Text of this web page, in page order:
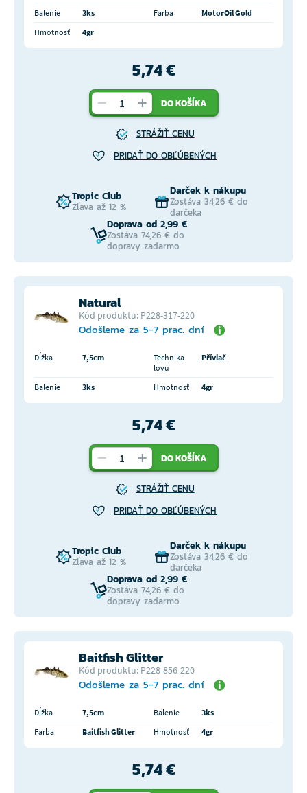
Balenie 3ks Farba
MotorOil Gold
Hmotnosť
4gr
5,74 €
DO KOŠÍKA
STRÁŽIŤ CENU
PRIDAŤ DO OBĽÚBENÝCH
Tropic Club
Zľava až 12 %
Darček k nákupu
Zostáva 34,26 € do
darčeka
Doprava od 2,99 €
Zostáva 74,26 € do
dopravy zadarmo
Natural
Kód produktu: P228-317-220
Odošleme za 5-7 prac. dní
Dĺžka 7,5cm
Technika
lovu
Přívlač
Balenie 3ks Hmotnosť 4gr
5,74 €
DO KOŠÍKA
STRÁŽIŤ CENU
PRIDAŤ DO OBĽÚBENÝCH
Tropic Club
Zľava až 12 %
Darček k nákupu
Zostáva 34,26 € do
darčeka
Doprava od 2,99 €
Zostáva 74,26 € do
dopravy zadarmo
Baitfish Glitter
Kód produktu: P228-856-220
Odošleme za 5-7 prac. dní
Dĺžka 7,5cm Balenie
3ks
Farba
Baitfish Glitter Hmotnosť 4gr
5,74 €